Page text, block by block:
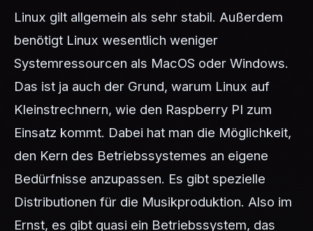
Linux gilt allgemein als sehr stabil. Außerdem
benötigt Linux wesentlich weniger
Systemressourcen als MacOS oder Windows.
Das ist ja auch der Grund, warum Linux auf
Kleinstrechnern, wie den Raspberry PI zum
Einsatz kommt. Dabei hat man die Möglichkeit,
den Kern des Betriebssystemes an eigene
Bedürfnisse anzupassen. Es gibt spezielle
Distributionen für die Musikproduktion. Also im
Ernst, es gibt quasi ein Betriebssystem, das